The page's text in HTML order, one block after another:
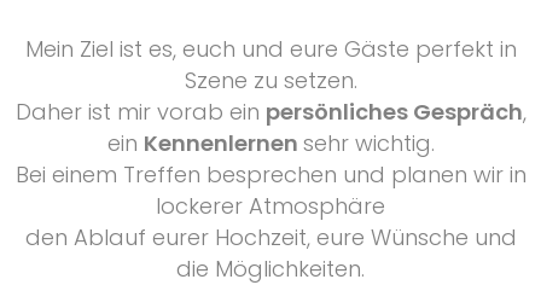
Mein Ziel ist es, euch und eure Gäste perfekt in
Szene zu setzen.
Daher ist mir vorab ein persönliches Gespräch,
ein Kennenlernen sehr wichtig.
Bei einem Treffen besprechen und planen wir in
lockerer Atmosphäre
den Ablauf eurer Hochzeit, eure Wünsche und
die Möglichkeiten.